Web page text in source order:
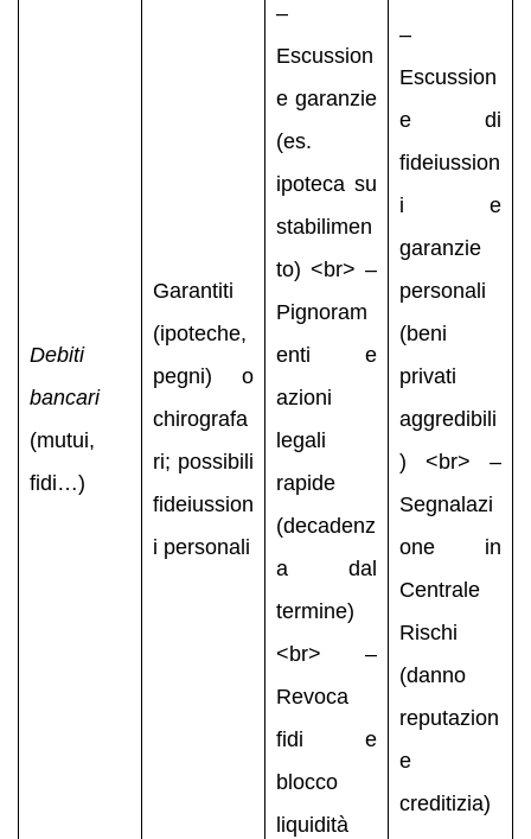
Debiti
bancari
(mutui,
fidi…)
Garantiti
(ipoteche,
pegni) o
chirografa
ri; possibili
fideiussion
i personali
–
Escussion
e garanzie
(es.
ipoteca su
stabilimen
to) <br> –
Pignoram
enti e
azioni
legali
rapide
(decadenz
a dal
termine)
<br> –
Revoca
fidi e
blocco
liquidità
–
Escussion
e di
fideiussion
i e
garanzie
personali
(beni
privati
aggredibili
) <br> –
Segnalazi
one in
Centrale
Rischi
(danno
reputazion
e
creditizia)